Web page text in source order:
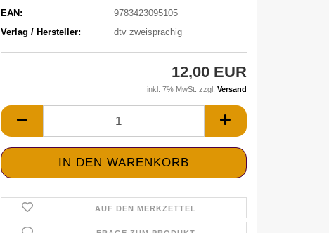
EAN:
9783423095105
Verlag / Hersteller:
dtv zweisprachig
12,00 EUR
inkl. 7% MwSt. zzgl. Versand
AUF DEN MERKZETTEL